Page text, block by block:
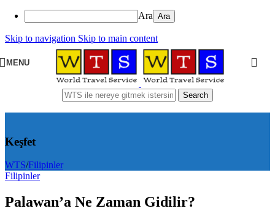
Ara
Skip to navigation Skip to main content
MENU
Search
Keşfet
WTS/Filipinler
Filipinler
Palawan’a Ne Zaman Gidilir?